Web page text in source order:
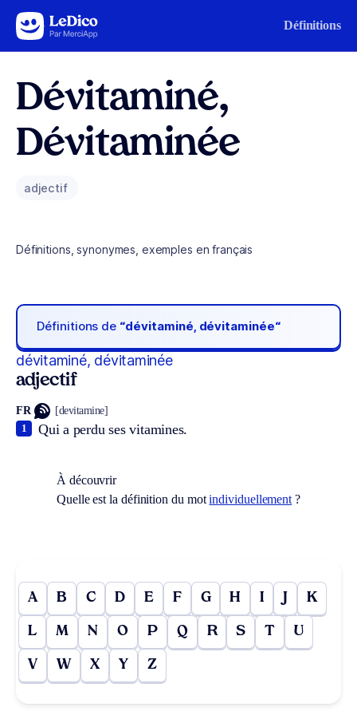
Aller au contenu Définitions
Dévitaminé,
Dévitaminée
adjectif
Définitions, synonymes, exemples en français
Définitions de “dévitaminé, dévitaminée“
dévitaminé, dévitaminée
adjectif
FR [devitamine]
Qui a perdu ses vitamines.
1
À découvrir
Quelle est la définition du motindividuellement ?
A B C D E F G H I J K
L M N O P Q R S T U
V W X Y Z